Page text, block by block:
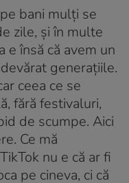
bani mulți se
zile, și în multe
e însă că avem un
generațiile.
ceea ce se
fără festivaluri,
de scumpe. Aici
Ce mă
nu e că ar fi
pe cineva, ci că